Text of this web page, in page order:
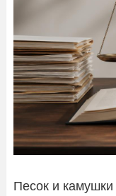
Песок и камушки